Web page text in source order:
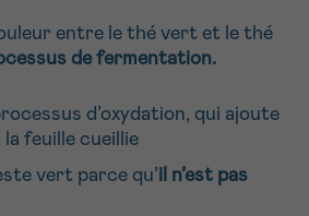
entre le thé vert et le thé
de fermentation.
processus d’oxydation, qui ajoute
la feuille cueillie
vert parce qu’il n’est pas